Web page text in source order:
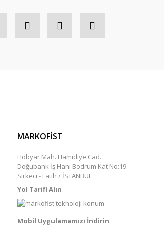
MARKOFİST
Hobyar Mah. Hamidiye Cad.
Doğubank İş Hanı Bodrum Kat No:19
Sirkeci - Fatih / İSTANBUL
Yol Tarifi Alın
Mobil Uygulamamızı İndirin